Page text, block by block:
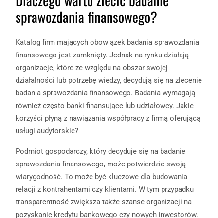
sprawozdania finansowego?
Katalog firm mających obowiązek badania sprawozdania
finansowego jest zamknięty. Jednak na rynku działają
organizacje, które ze względu na obszar swojej
działalności lub potrzebę wiedzy, decydują się na zlecenie
badania sprawozdania finansowego. Badania wymagają
również często banki finansujące lub udziałowcy. Jakie
korzyści płyną z nawiązania współpracy z firmą oferującą
usługi audytorskie?
Podmiot gospodarczy, który decyduje się na badanie
sprawozdania finansowego, może potwierdzić swoją
wiarygodność. To może być kluczowe dla budowania
relacji z kontrahentami czy klientami. W tym przypadku
transparentność zwiększa także szanse organizacji na
pozyskanie kredytu bankowego czy nowych inwestorów.